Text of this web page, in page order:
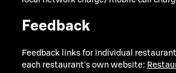
Feedback
Feedback links for individual
each restaurant's own website: